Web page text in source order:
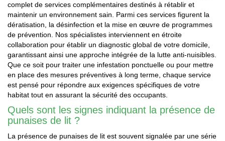
complet de services complémentaires destinés à rétablir et
maintenir un environnement sain. Parmi ces services figurent la
dératisation, la désinfection et la mise en œuvre de programmes
de prévention. Nos spécialistes interviennent en étroite
collaboration pour établir un diagnostic global de votre domicile,
garantissant ainsi une approche intégrée de la lutte anti-nuisibles.
Que ce soit pour traiter une infestation ponctuelle ou pour mettre
en place des mesures préventives à long terme, chaque service
est pensé pour répondre aux exigences spécifiques de votre
habitat tout en assurant la sécurité des occupants.
Quels sont les signes indiquant la présence de
punaises de lit ?
La présence de punaises de lit est souvent signalée par une série